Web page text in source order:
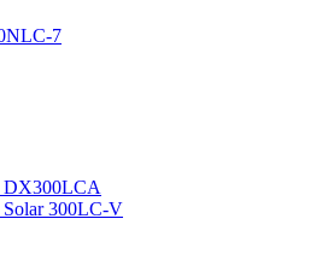
7
DX300LCA
Solar 300LC-V